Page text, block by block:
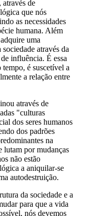
através de
que nós
as necessidades
humana. Além
uma
através da
influência. É essa
é suscetível a
a relação entre
através de
"culturas
dos seres humanos
dos padrões
na
lutam por mudanças
não estão
a aniquilar-se
autodestruição.
da sociedade e a
para que a vida
nós devemos